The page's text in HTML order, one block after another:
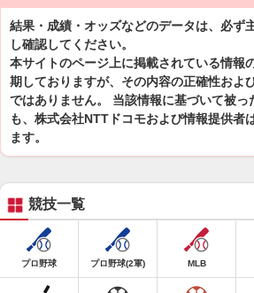
結果・成績・オッズなどのデータは、必ず
し確認してください。
本サイトのページ上に掲載されている情報
期しておりますが、その内容の正確性およ
ではありません。 当該情報に基づいて被っ
も、株式会社NTTドコモおよび情報提供者
ます。
競技一覧
プロ野球 プロ野球(2軍) MLB